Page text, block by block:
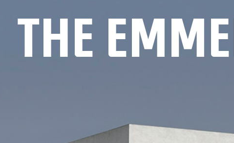
The